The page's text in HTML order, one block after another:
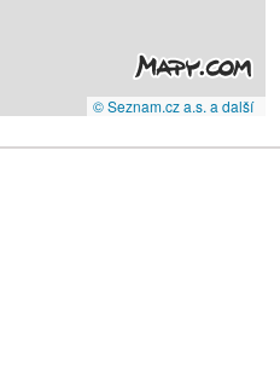
© Seznam.cz a.s. a další